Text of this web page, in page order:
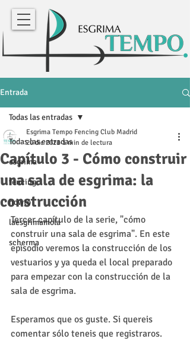
Entrada
Todas las entradas
esgrima
fencing
howto
laesgrimamola
scherma
Todas las entradas
Capítulo 3 - Cómo construir
una sala de esgrima: la
construcción
Esgrima Tempo Fencing Club Madrid
20 dic 2021 1 min de lectura
Tercer capítulo de la serie, "cómo
construir una sala de esgrima". En este
episodio veremos la construcción de los
vestuarios y ya queda el local preparado
para empezar con la construcción de la
sala de esgrima.
Esperamos que os guste. Si quereis
comentar sólo teneis que registraros.